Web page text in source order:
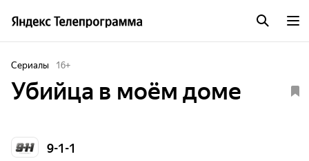
Сериалы 16+
Убийца в моём доме
9-1-1